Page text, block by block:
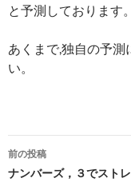
と予測しております。
あくまで,独自の予測
い。
投
稿
前の投稿
ナンバーズ，３でスト